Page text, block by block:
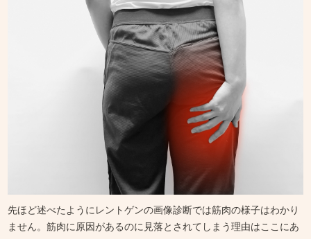
先ほど述べたようにレントゲンの画像診断では筋肉の様子はわかり
ません。筋肉に原因があるのに見落とされてしまう理由はここにあ